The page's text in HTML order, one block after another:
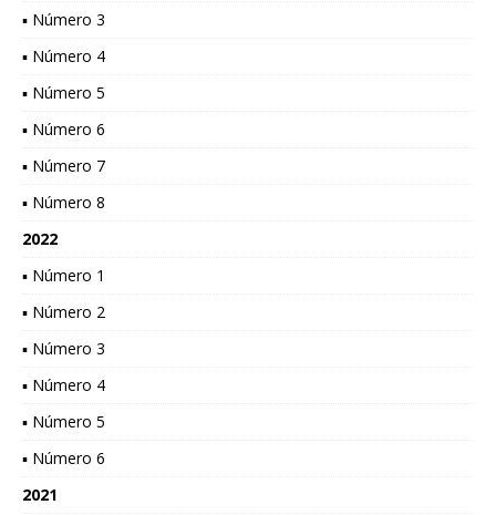
▪ Número 3
▪ Número 4
▪ Número 5
▪ Número 6
▪ Número 7
▪ Número 8
2022
▪ Número 1
▪ Número 2
▪ Número 3
▪ Número 4
▪ Número 5
▪ Número 6
2021